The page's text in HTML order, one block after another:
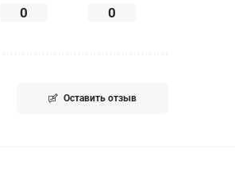
0 0
Оставить отзыв